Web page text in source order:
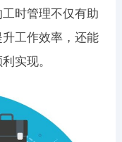
时管理不仅有助
工作效率，还能
实现。